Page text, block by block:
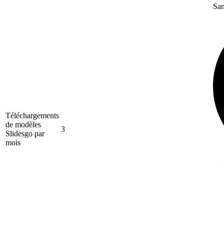
Téléchargements
de modèles
Slidesgo par
mois
3